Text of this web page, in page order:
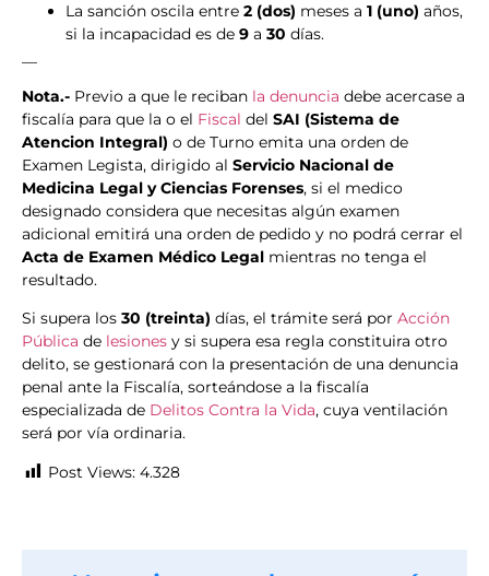
La sanción oscila entre 2 (dos) meses a 1 (uno) años,
si la incapacidad es de 9 a 30 días.
Nota.- Previo a que le reciban la denuncia debe acercase a
fiscalía para que la o el Fiscal del SAI (Sistema de
Atencion Integral) o de Turno emita una orden de
Examen Legista, dirigido al Servicio Nacional de
Medicina Legal y Ciencias Forenses, si el medico
designado considera que necesitas algún examen
adicional emitirá una orden de pedido y no podrá cerrar el
Acta de Examen Médico Legal mientras no tenga el
resultado.
Si supera los 30 (treinta) días, el trámite será por Acción
Pública de lesiones y si supera esa regla constituira otro
delito, se gestionará con la presentación de una denuncia
penal ante la Fiscalía, sorteándose a la fiscalía
especializada de Delitos Contra la Vida, cuya ventilación
será por vía ordinaria.
Post Views: 4.328